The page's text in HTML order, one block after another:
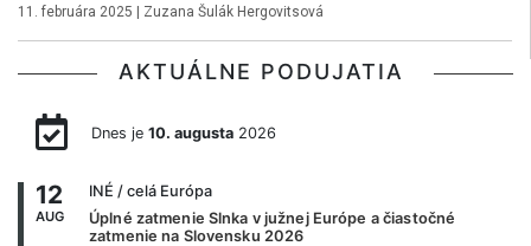
11. februára 2025 Zuzana Šulák Hergovitsová
AKTUÁLNE PODUJATIA
Dnes je 10. augusta2026
12
AUG
INÉ / celá Európa
Úplné zatmenie Slnka v južnej Európe a čiastočné
zatmenie na Slovensku 2026